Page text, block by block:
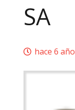
SA
hace 6